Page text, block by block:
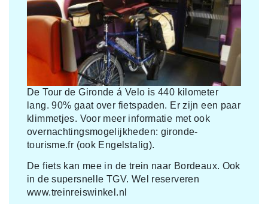
De Tour de Gironde á Velo is 440 kilometer
lang. 90% gaat over fietspaden. Er zijn een paar
klimmetjes. Voor meer informatie met ook
overnachtingsmogelijkheden: gironde-
tourisme.fr (ook Engelstalig).
De fiets kan mee in de trein naar Bordeaux. Ook
in de supersnelle TGV. Wel reserveren
www.treinreiswinkel.nl